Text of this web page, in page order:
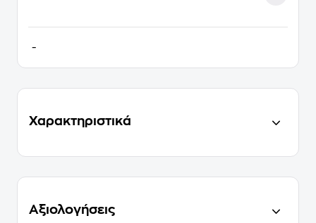
-
Χαρακτηριστικά
Αξιολογήσεις